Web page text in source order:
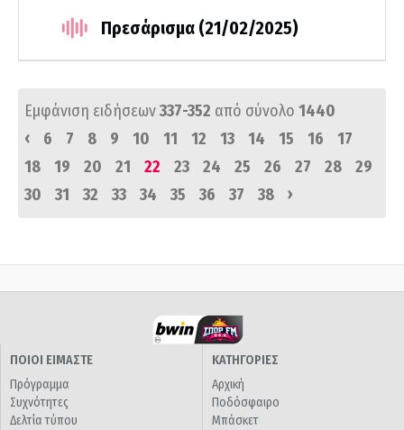
Πρεσάρισμα (21/02/2025)
Εμφάνιση ειδήσεων337-352 από σύνολο 1440
‹
6 7 8 9 10 11 12 13 14 15 16
17
18
19 20 21 22 23 24 25 26 27 28
29
30
31 32 33 34 35 36 37 38 ›
ΠΟΙΟΙ ΕΙΜΑΣΤΕ
Πρόγραμμα
Συχνότητες
Δελτία τύπου
ΚΑΤΗΓΟΡΙΕΣ
Αρχική
Ποδόσφαιρο
Μπάσκετ